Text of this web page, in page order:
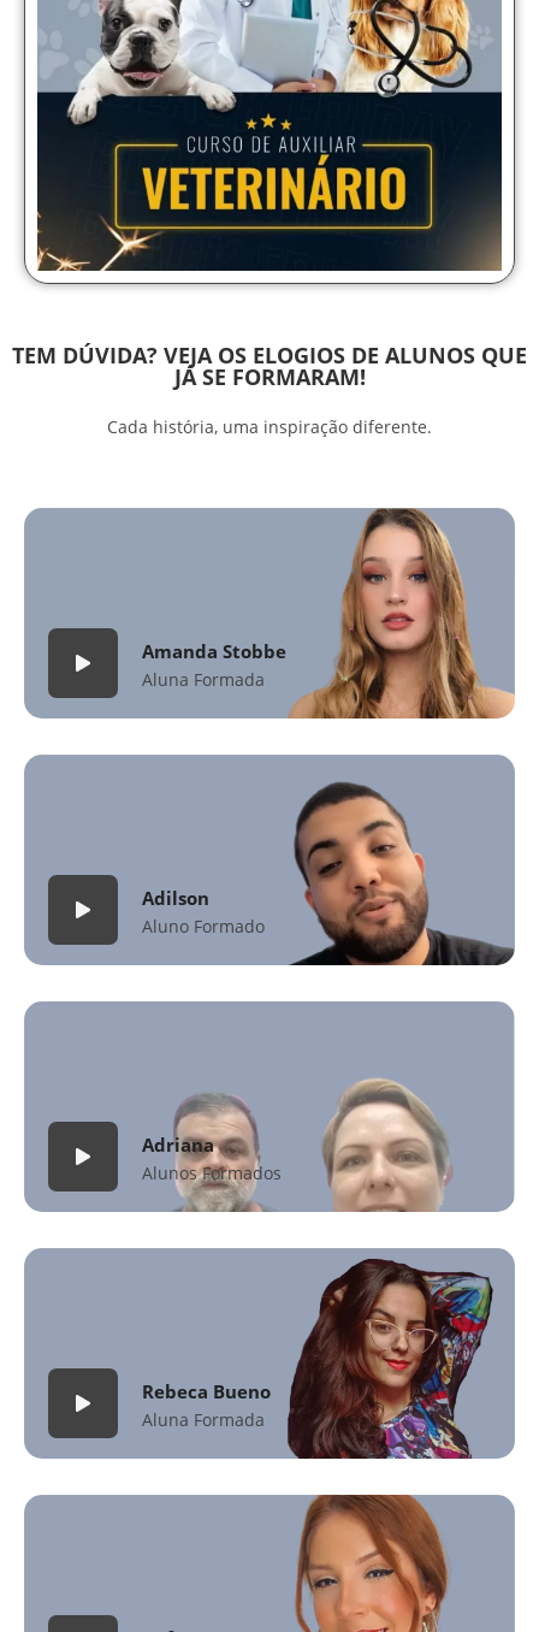
TEM DÚVIDA? VEJA OS ELOGIOS DE ALUNOS QUE
JÁ SE FORMARAM!
Cada história, uma inspiração diferente.
Amanda Stobbe
Aluna Formada
Adilson
Aluno Formado
Adriana
Alunos Formados
Rebeca Bueno
Aluna Formada